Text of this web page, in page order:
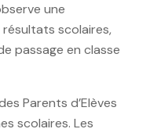
une
scolaires,
passage en classe
Parents d’Elèves
scolaires. Les